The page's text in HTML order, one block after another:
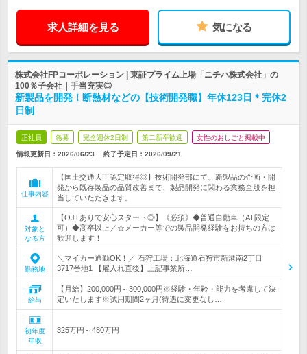
求人詳細を見る 気になる
株式会社FPコーポレーション | 東証プライム上場「ニチハ株式会社」の
100％子会社｜手当充実◎
新製品を開発！断熱材などの【技術開発職】年休123日＊完休2
日制
正社員 急募 完全週休2日制 第二新卒歓迎 女性のおしごと掲載中
情報更新日：2026/06/23 終了予定日： 2026/09/21
仕事内容
【国土交通大臣認定取得◎】技術開発部にて、新製品の企画・開
発から既存製品の品質改善まで、製品開発に関わる業務全般を担
当していただきます。
対象と
なる方
【OJTありで安心スタート◎】《必須》◆普通自動車（AT限定
可）◆高卒以上／☆メーカー等での製品開発経験をお持ちの方は
歓迎します！
勤務地
＼マイカー通勤OK！／ 石狩工場：北海道石狩市新港南2丁目
3717番地1 【雇入れ直後】上記事業所…
給与
【月給】200,000円～300,000円※経験・年齢・能力を考慮して決
定いたします※試用期間2ヶ月(待遇に変更なし…
初年度
年収
325万円～480万円